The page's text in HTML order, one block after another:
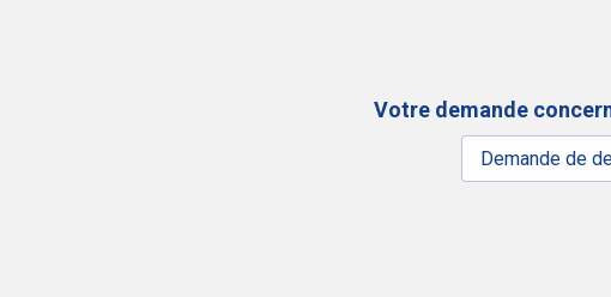
Votre demande